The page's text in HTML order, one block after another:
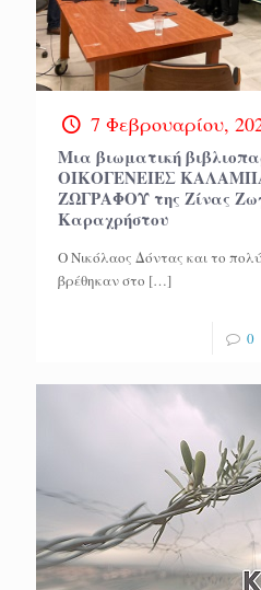
7 Φεβρουαρίου,
Μια βιωματική
ΟΙΚΟΓΕΝΕΙΕΣ
ΖΩΓΡΑΦΟΥ της Ζίνας
Καραχρήστου
Ο Νικόλαος Δόντας και το
βρέθηκαν στο […]
0